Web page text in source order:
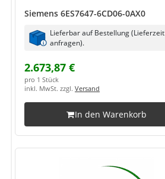
Siemens 6ES7647-6CD06-0AX0
Lieferbar auf Bestellung (Lieferzeit
anfragen).
2.673,87 €
pro 1 Stück
inkl. MwSt. zzgl. Versand
In den Warenkorb